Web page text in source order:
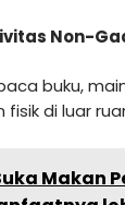
Non-
buku,
di luar
Makan